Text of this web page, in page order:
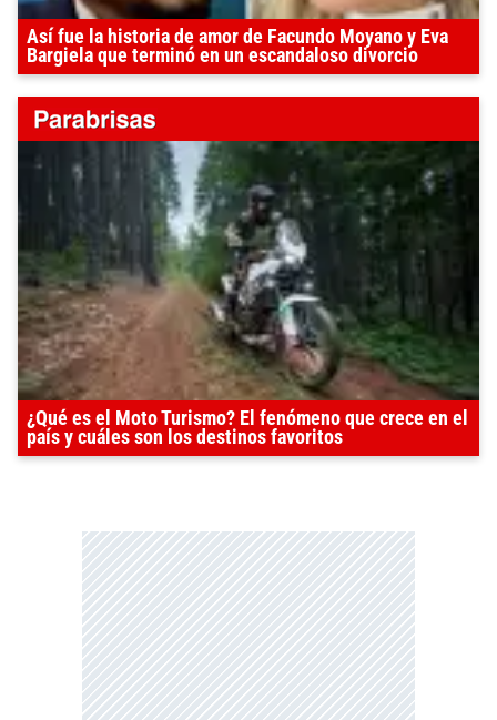
Así fue la historia de amor de Facundo Moyano y Eva
Bargiela que terminó en un escandaloso divorcio
¿Qué es el Moto Turismo? El fenómeno que crece en el
país y cuáles son los destinos favoritos